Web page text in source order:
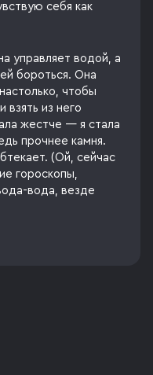
себя как
управляет водой, а
бороться. Она
чтобы
взять из него
жестче — я стала
прочнее камня.
(Ой, сейчас
гороскопы,
вода, везде